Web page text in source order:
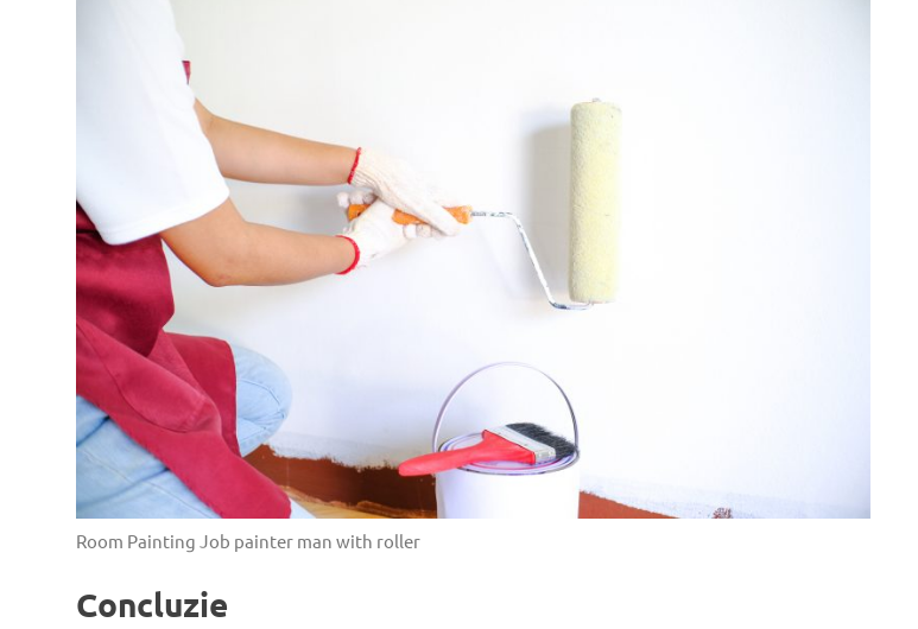
Room Painting Job painter man with roller
Concluzie